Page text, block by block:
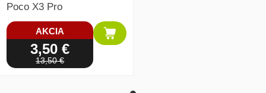
Poco X3 Pro
AKCIA
3,50 €
13,50 €